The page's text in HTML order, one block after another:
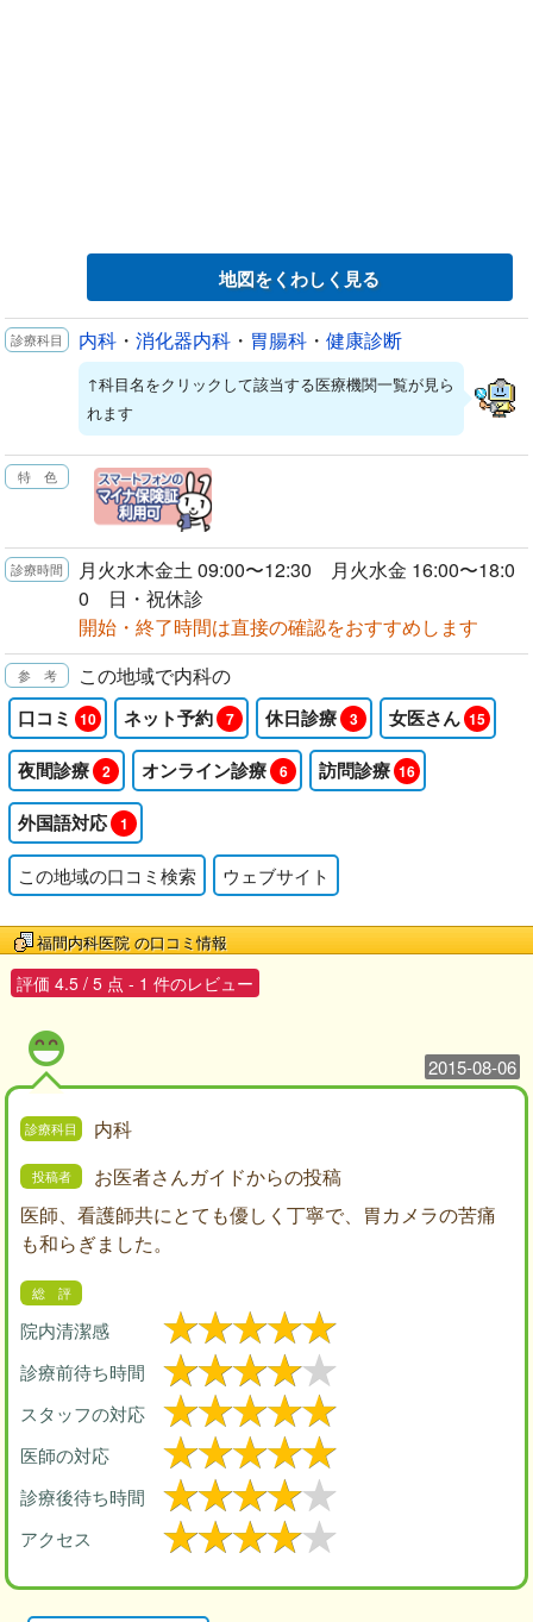
地図をくわしく見る
内科 ・ 消化器内科 ・ 胃腸科 ・ 健康診断
↑科目名をクリックして該当する医療機関一覧が見ら
れます
月火水木金土 09:00〜12:30 月火水金 16:00〜18:0
0 日・祝休診
開始・終了時間は直接の確認をおすすめします
この地域で内科の
口コミ 10 ネット予約 7 休日診療 3 女医さん 15
夜間診療 2 オンライン診療 6 訪問診療 16
外国語対応 1
この地域の口コミ検索 ウェブサイト
福間内科医院の口コミ情報
評価 4.5 / 5 点 - 1 件のレビュー
2015-08-06
内科
お医者さんガイドからの投稿
医師、看護師共にとても優しく丁寧で、胃カメラの苦痛
も和らぎました。
院内清潔感
診療前待ち時間
スタッフの対応
医師の対応
診療後待ち時間
アクセス